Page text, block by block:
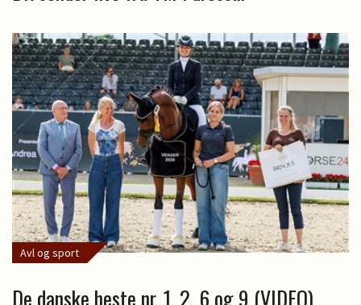
Avl og sport
De danske heste nr. 1, 2, 6 og 9 (VIDEO)